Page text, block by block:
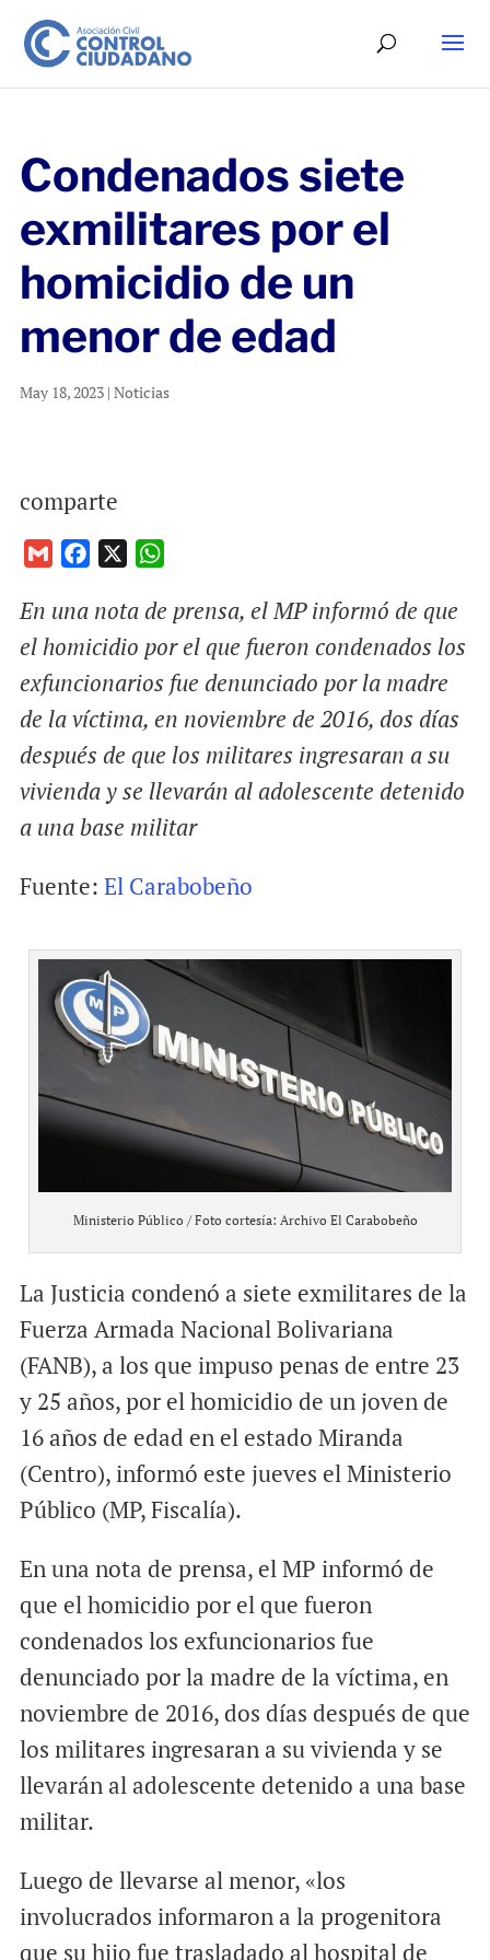
Condenados siete
exmilitares por el
homicidio de un
menor de edad
May 18, 2023| Noticias
comparte
a
i
c
e
o
o
k
a
t
A
p
p
En una nota de prensa, el MP informó de que
el homicidio por el que fueron condenados los
exfuncionarios fue denunciado por la madre
de la víctima, en noviembre de 2016, dos días
después de que los militares ingresaran a su
vivienda y se llevarán al adolescente detenido
a una base militar
Fuente: El Carabobeño
Ministerio Público / Foto cortesía: Archivo El Carabobeño
La Justicia condenó a siete exmilitares de la
Fuerza Armada Nacional Bolivariana
(FANB), a los que impuso penas de entre 23
y 25 años, por el homicidio de un joven de
16 años de edad en el estado Miranda
(Centro), informó este jueves el Ministerio
Público (MP, Fiscalía).
En una nota de prensa, el MP informó de
que el homicidio por el que fueron
condenados los exfuncionarios fue
denunciado por la madre de la víctima, en
noviembre de 2016, dos días después de que
los militares ingresaran a su vivienda y se
llevarán al adolescente detenido a una base
militar.
Luego de llevarse al menor, «los
involucrados informaron a la progenitora
que su hijo fue trasladado al hospital de